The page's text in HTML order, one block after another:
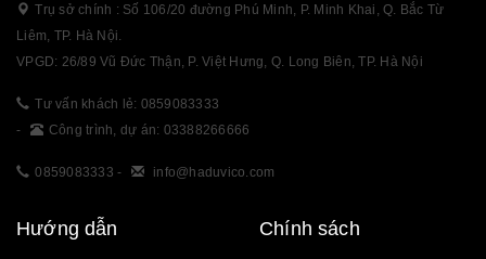
Trụ sở chính : Số 106/20 đường Phú Minh, P. Minh Khai, Q. Bắc Từ
Liêm, TP. Hà Nội.
VPGD: 26/89 Vũ Đức Thận, P. Việt Hưng, Q. Long Biên, TP. Hà Nội
Tư vấn khách lẻ: 0859083333
-
Công trình, dự án: 03388266666
0859083333 - info@haduvico.com
Hướng dẫn Chính sách